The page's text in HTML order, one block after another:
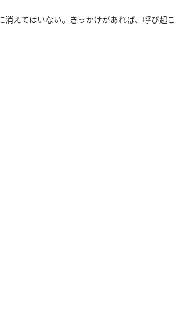
えてはいない。きっかけがあれば、呼び起こ